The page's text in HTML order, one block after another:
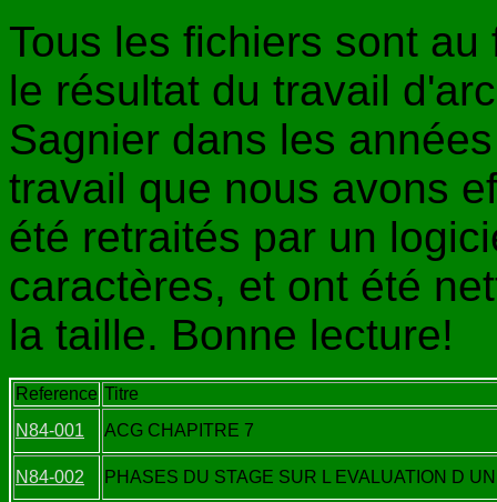
Tous les fichiers sont
le résultat du travail
Sagnier dans les
travail que nous avons
été retraités par un
caractères, et ont été
la taille. Bonne lecture!
Reference Titre
N84-001
ACG CHAPITRE 7
N84-002 PHASES DU STAGE SUR L EVALUATION D